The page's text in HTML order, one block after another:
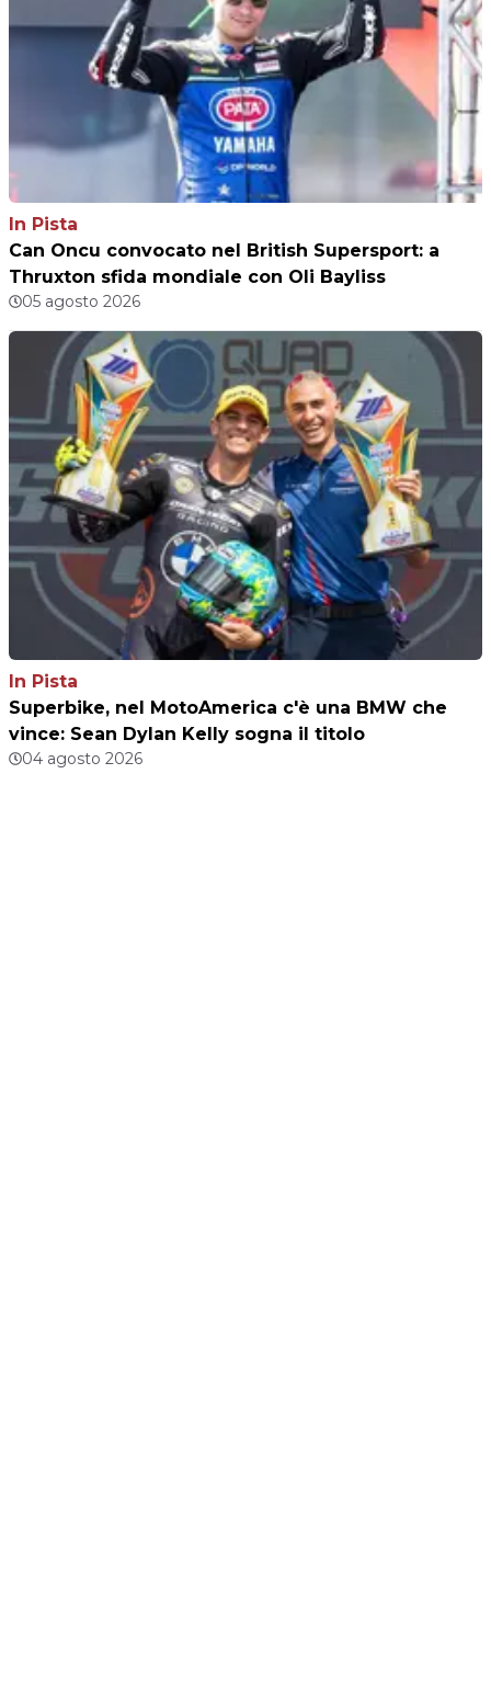
In Pista
Can Oncu convocato nel British Supersport: a
Thruxton sfida mondiale con Oli Bayliss
05 agosto 2026
In Pista
Superbike, nel MotoAmerica c'è una BMW che
vince: Sean Dylan Kelly sogna il titolo
04 agosto 2026